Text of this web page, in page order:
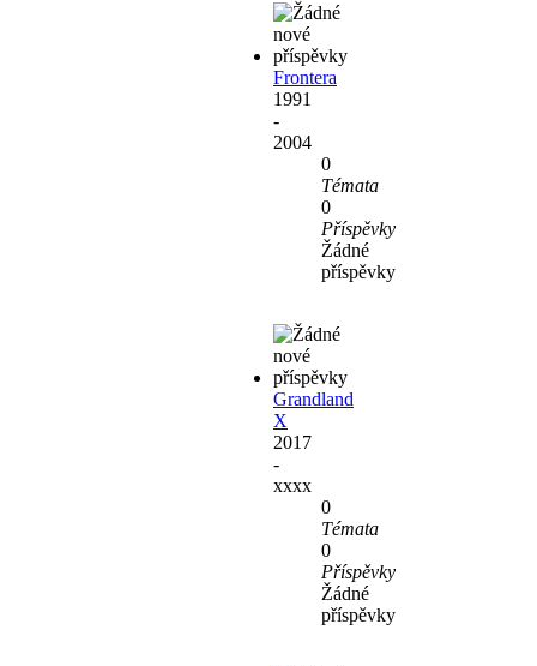
Frontera
1991
-
2004
0
Témata
0
Příspěvky
Žádné
příspěvky
Grandland
X
2017
-
xxxx
0
Témata
0
Příspěvky
Žádné
příspěvky